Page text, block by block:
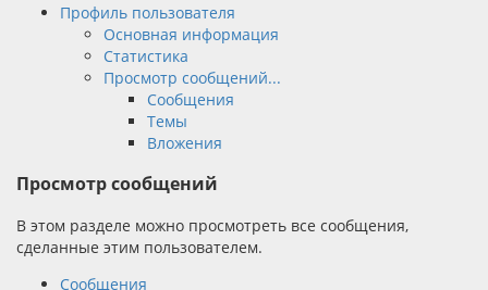
Профиль пользователя
Основная информация
Статистика
Просмотр сообщений...
Сообщения
Темы
Вложения
Просмотр сообщений
В этом разделе можно просмотреть все сообщения,
сделанные этим пользователем.
Сообщения